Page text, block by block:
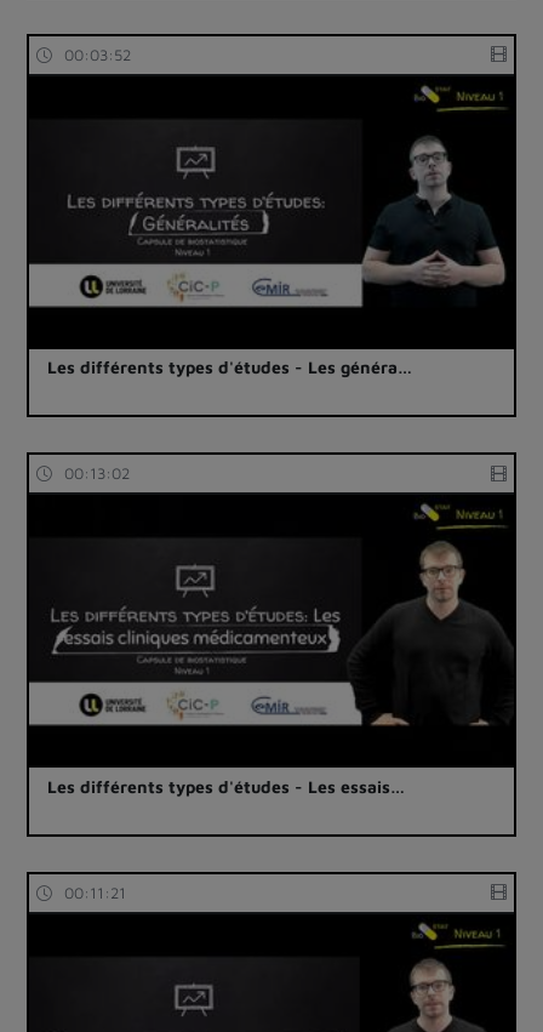
00:03:52
Les différents types d'études - Les généra…
00:13:02
Les différents types d'études - Les essais…
00:11:21